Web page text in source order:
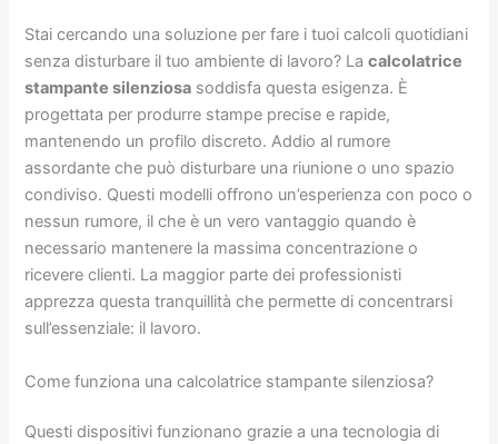
Stai cercando una soluzione per fare i tuoi calcoli quotidiani
senza disturbare il tuo ambiente di lavoro? Lacalcolatrice
stampante silenziosa soddisfa questa esigenza. È
progettata per produrre stampe precise e rapide,
mantenendo un profilo discreto. Addio al rumore
assordante che può disturbare una riunione o uno spazio
condiviso. Questi modelli offrono un’esperienza con poco o
nessun rumore, il che è un vero vantaggio quando è
necessario mantenere la massima concentrazione o
ricevere clienti. La maggior parte dei professionisti
apprezza questa tranquillità che permette di concentrarsi
sull’essenziale: il lavoro.
Come funziona una calcolatrice stampante silenziosa?
Questi dispositivi funzionano grazie a una tecnologia di